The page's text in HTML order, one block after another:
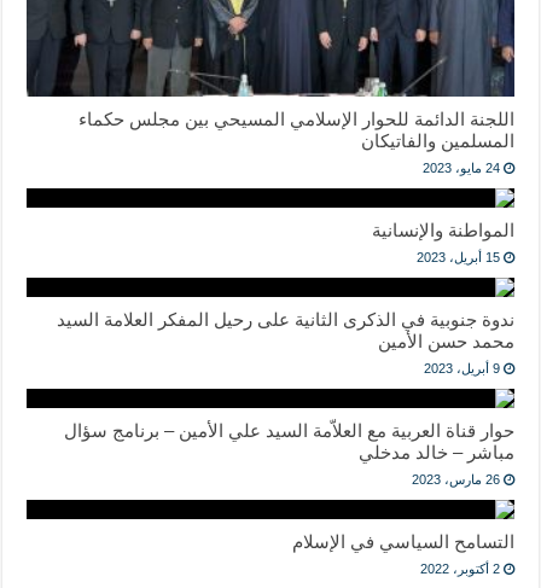
اللجنة الدائمة للحوار الإسلامي المسيحي بين مجلس حكماء
المسلمين والفاتيكان
24 مايو، 2023
المواطنة والإنسانية
15 أبريل، 2023
ندوة جنوبية في الذكرى الثانية على رحيل المفكر العلامة السيد
محمد حسن الأمين
9 أبريل، 2023
حوار قناة العربية مع العلاّمة السيد علي الأمين – برنامج سؤال
مباشر – خالد مدخلي
26 مارس، 2023
التسامح السياسي في الإسلام
2 أكتوبر، 2022